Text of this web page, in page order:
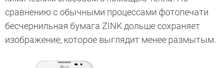
сравнению с обычными процессами фотопечати
бесчернильная бумага ZINK дольше сохраняет
изображение, которое выглядит менее размытым.